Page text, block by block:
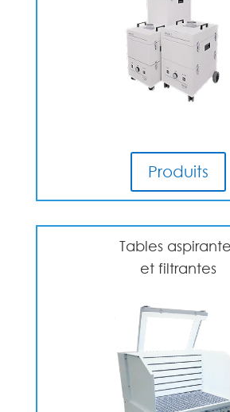
Produits
Tables
et filtrantes